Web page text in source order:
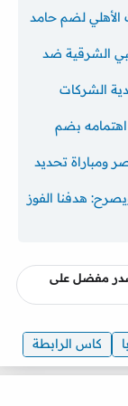
لضم حامد
الشرقية ضد
الشركات
بضم
ومباراة تحديد
هدفنا الفوز
مفضل على
كاس الرابطة